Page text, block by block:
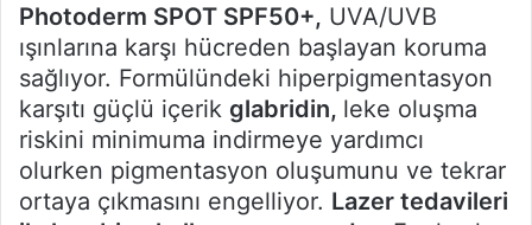
Photoderm SPOT SPF50+, UVA/UVB
ışınlarına karşı hücreden başlayan koruma
sağlıyor. Formülündeki hiperpigmentasyon
karşıtı güçlü içerik glabridin, leke oluşma
riskini minimuma indirmeye yardımcı
olurken pigmentasyon oluşumunu ve tekrar
ortaya çıkmasını engelliyor. Lazer tedavileri